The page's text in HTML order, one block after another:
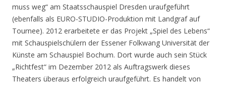
muss weg“ am Staatsschauspiel Dresden uraufgeführt
(ebenfalls als EURO-STUDIO-Produktion mit Landgraf auf
Tournee). 2012 erarbeitete er das Projekt „Spiel des Lebens“
mit Schauspielschülern der Essener Folkwang Universität der
Künste am Schauspiel Bochum. Dort wurde auch sein Stück
„Richtfest“ im Dezember 2012 als Auftragswerk dieses
Theaters überaus erfolgreich uraufgeführt. Es handelt von